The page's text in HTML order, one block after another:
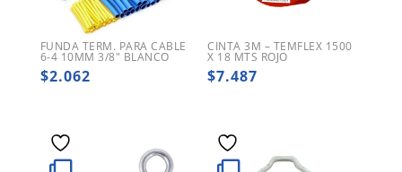
FUNDA TERM. PARA CABLE
6-4 10MM 3/8″ BLANCO
$2.062
CINTA 3M – TEMFLEX 1500
X 18 MTS ROJO
$7.487